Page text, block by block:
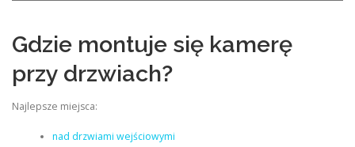
Gdzie montuje się kamerę
przy drzwiach?
Najlepsze miejsca:
nad drzwiami wejściowymi